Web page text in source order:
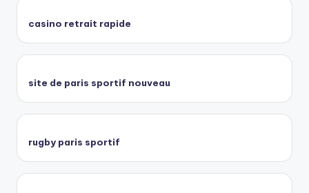
casino retrait rapide
site de paris sportif nouveau
rugby paris sportif